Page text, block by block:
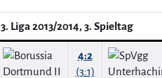
3. Liga 2013/2014, 3. Spieltag
4:2
(3:1)